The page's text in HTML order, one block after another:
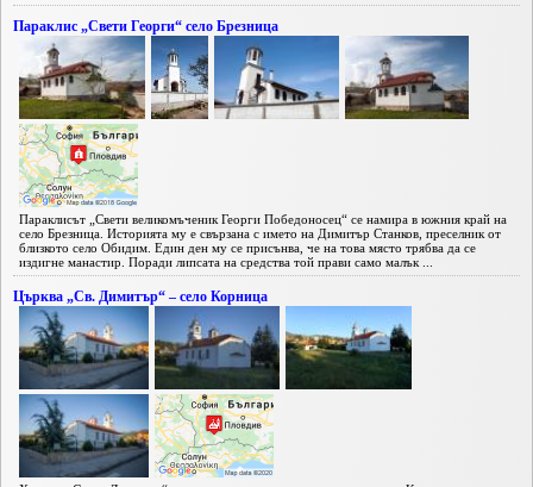
Параклис „Свети Георги“ село Брезница
Параклисът „Свети великомъченик Георги Победоносец“ се намира в южния край на
село Брезница. Историята му е свързана с името на Димитър Станков, преселник от
близкото село Обидим. Един ден му се присънва, че на това място трябва да се
издигне манастир. Поради липсата на средства той прави само малък ...
Църква „Св. Димитър“ – село Корница